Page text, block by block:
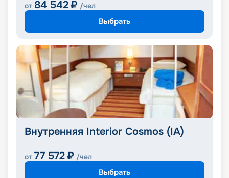
от 84 542 ₽ /чел
Выбрать
Внутренняя Interior Cosmos (IA)
от 77 572 ₽ /чел
Выбрать